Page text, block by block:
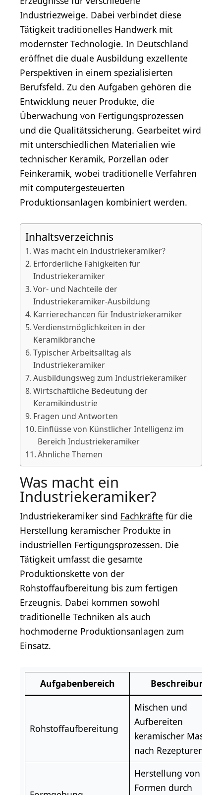
Industriezweige. Dabei verbindet diese
Tätigkeit traditionelles Handwerk mit
modernster Technologie. In Deutschland
eröffnet die duale Ausbildung exzellente
Perspektiven in einem spezialisierten
Berufsfeld. Zu den Aufgaben gehören die
Entwicklung neuer Produkte, die
Überwachung von Fertigungsprozessen
und die Qualitätssicherung. Gearbeitet wird
mit unterschiedlichen Materialien wie
technischer Keramik, Porzellan oder
Feinkeramik, wobei traditionelle Verfahren
mit computergesteuerten
Produktionsanlagen kombiniert werden.
Inhaltsverzeichnis
Was macht ein Industriekeramiker?
Erforderliche Fähigkeiten für
Industriekeramiker
Vor- und Nachteile der
Industriekeramiker-Ausbildung
Karrierechancen für Industriekeramiker
Verdienstmöglichkeiten in der
Keramikbranche
Typischer Arbeitsalltag als
Industriekeramiker
Ausbildungsweg zum Industriekeramiker
Wirtschaftliche Bedeutung der
Keramikindustrie
Fragen und Antworten
Einflüsse von Künstlicher Intelligenz im
Bereich Industriekeramiker
Ähnliche Themen
Was macht ein
Industriekeramiker?
Industriekeramiker sind Fachkräfte für die
Herstellung keramischer Produkte in
industriellen Fertigungsprozessen. Die
Tätigkeit umfasst die gesamte
Produktionskette von der
Rohstoffaufbereitung bis zum fertigen
Erzeugnis. Dabei kommen sowohl
traditionelle Techniken als auch
hochmoderne Produktionsanlagen zum
Einsatz.
Aufgabenbereich Beschreibung
Rohstoffaufbereitung
Mischen und
Aufbereiten
keramischer Massen
nach Rezepturen
Herstellung von
Formen durch